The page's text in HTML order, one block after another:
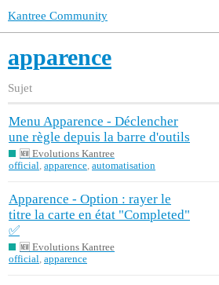
Kantree Community
apparence
Sujet
Menu Apparence - Déclencher
une règle depuis la barre d'outils
🆕 Evolutions Kantree
official, apparence, automatisation
Apparence - Option : rayer le
titre la carte en état "Completed"
✅
🆕 Evolutions Kantree
official, apparence